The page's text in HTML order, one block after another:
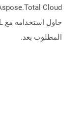
المطلوب بعد.